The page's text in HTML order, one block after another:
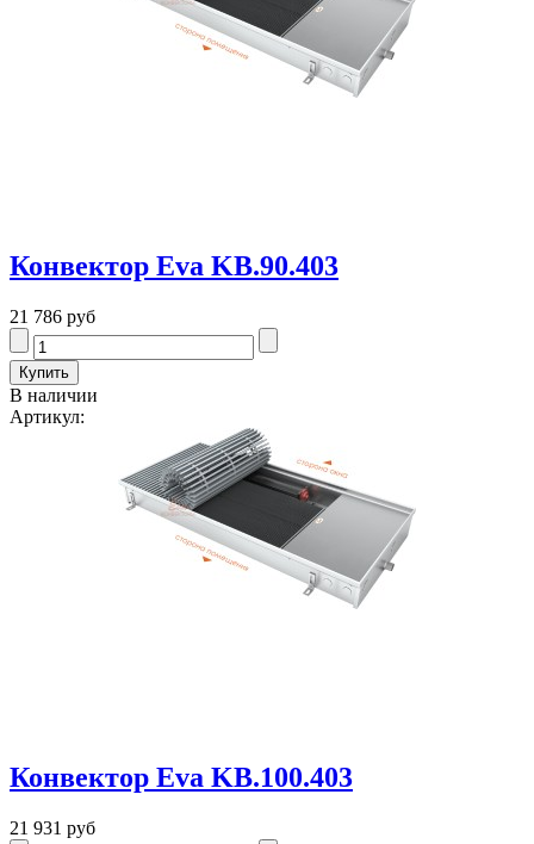
Конвектор Eva KB.90.403
21 786 руб
В наличии
Артикул:
Конвектор Eva KB.100.403
21 931 руб